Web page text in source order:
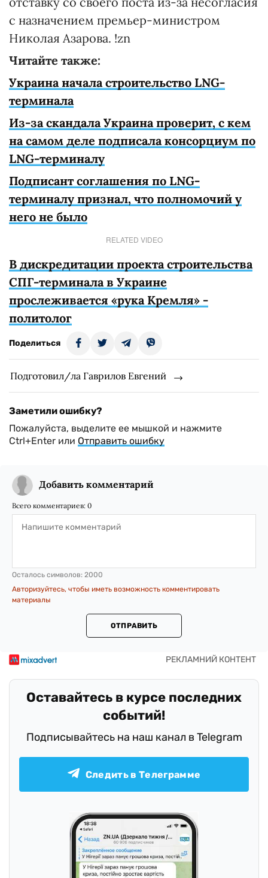
с назначением премьер-министром
Николая Азарова. !zn
Читайте также:
Украина начала строительство LNG-
терминала
Из-за скандала Украина проверит, с кем
на самом деле подписала консорциум по
LNG-терминалу
Подписант соглашения по LNG-
терминалу признал, что полномочий у
него не было
RELATED VIDEO
В дискредитации проекта строительства
СПГ-терминала в Украине
прослеживается «рука Кремля» -
политолог
Поделиться
Подготовил/ла Гаврилов Евгений
Заметили ошибку?
Пожалуйста, выделите ее мышкой и нажмите
Ctrl+Enter или Отправить ошибку
Добавить комментарий
Всего комментариев: 0
Осталось символов: 2000
Авторизуйтесь, чтобы иметь возможность комментировать
материалы
ОТПРАВИТЬ
Оставайтесь в курсе последних
событий!
Подписывайтесь на наш канал в Telegram
Следить в Телеграмме